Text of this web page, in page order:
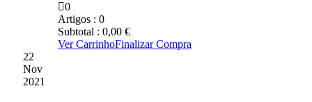
0
Artigos : 0
Subtotal : 0,00 €
Ver CarrinhoFinalizar Compra
22
Nov
2021